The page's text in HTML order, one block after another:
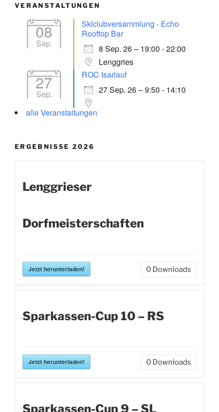
VERANSTALTUNGEN
08
Sep.
Sklclubversammlung - Echo
Rooftop Bar
8 Sep. 26 – 19:00 - 22:00
Lenggries
27
Sep.
ROC Isarlauf
27 Sep. 26 – 9:50 - 14:10
alle Veranstaltungen
ERGEBNISSE 2026
Lenggrieser
Dorfmeisterschaften
Jetzt herunterladen! 0 Downloads
Sparkassen-Cup 10 – RS
Jetzt herunterladen! 0 Downloads
Sparkassen-Cup 9 – SL